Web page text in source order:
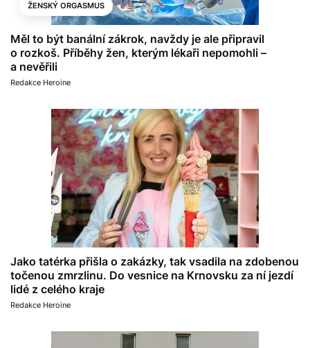
ŽENSKÝ ORGASMUS
Měl to být banální zákrok, navždy je ale připravil
o rozkoš. Příběhy žen, kterým lékaři nepomohli –
a nevěřili
Redakce Heroine
Jako tatérka přišla o zakázky, tak vsadila na zdobenou
točenou zmrzlinu. Do vesnice na Krnovsku za ní jezdí
lidé z celého kraje
Redakce Heroine